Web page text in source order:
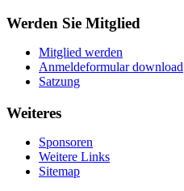
Werden Sie Mitglied
Mitglied werden
Anmeldeformular download
Satzung
Weiteres
Sponsoren
Weitere Links
Sitemap